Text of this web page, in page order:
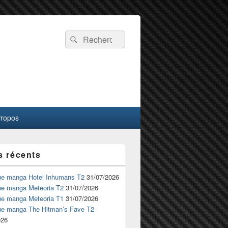
Recherche :
Rechercher
récents
manga Hotel Inhumans T2 31/07/2026
manga Meteoria T2 31/07/2026
manga Meteoria T1 31/07/2026
manga The Hitman’s Fave T2